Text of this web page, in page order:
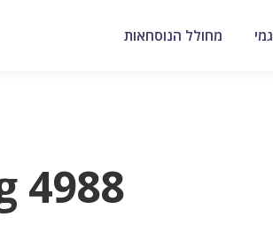
מחולל הנוסחאות
4988